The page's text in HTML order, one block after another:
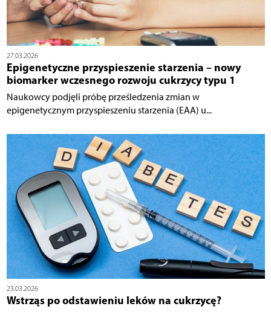
27.03.2026
Epigenetyczne przyspieszenie starzenia – nowy
biomarker wczesnego rozwoju cukrzycy typu 1
Naukowcy podjęli próbę prześledzenia zmian w
epigenetycznym przyspieszeniu starzenia (EAA) u...
23.03.2026
Wstrząs po odstawieniu leków na cukrzycę?